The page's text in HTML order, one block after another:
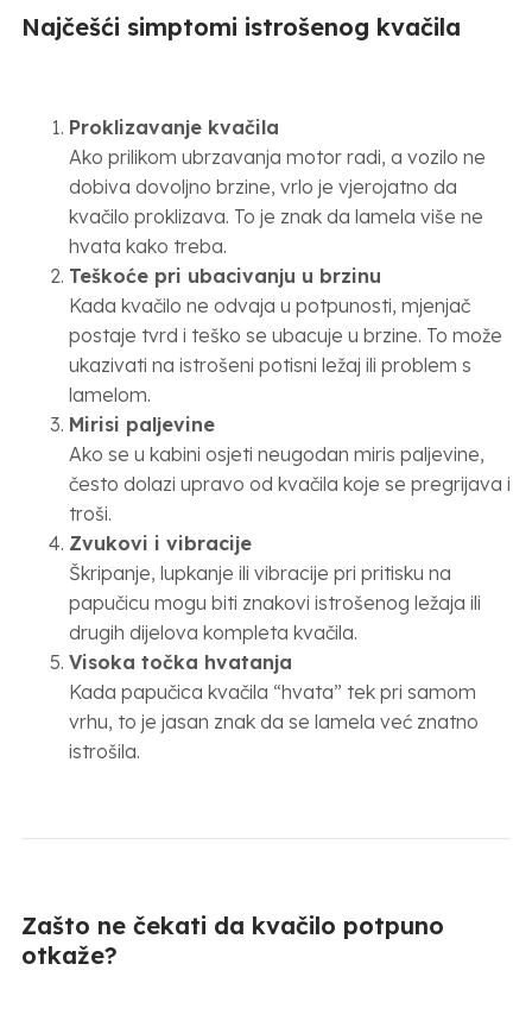
Najčešći simptomi istrošenog kvačila
Proklizavanje kvačila
Ako prilikom ubrzavanja motor radi, a vozilo ne
dobiva dovoljno brzine, vrlo je vjerojatno da
kvačilo proklizava. To je znak da lamela više ne
hvata kako treba.
Teškoće pri ubacivanju u brzinu
Kada kvačilo ne odvaja u potpunosti, mjenjač
postaje tvrd i teško se ubacuje u brzine. To može
ukazivati na istrošeni potisni ležaj ili problem s
lamelom.
Mirisi paljevine
Ako se u kabini osjeti neugodan miris paljevine,
često dolazi upravo od kvačila koje se pregrijava i
troši.
Zvukovi i vibracije
Škripanje, lupkanje ili vibracije pri pritisku na
papučicu mogu biti znakovi istrošenog ležaja ili
drugih dijelova kompleta kvačila.
Visoka točka hvatanja
Kada papučica kvačila “hvata” tek pri samom
vrhu, to je jasan znak da se lamela već znatno
istrošila.
Zašto ne čekati da kvačilo potpuno
otkaže?